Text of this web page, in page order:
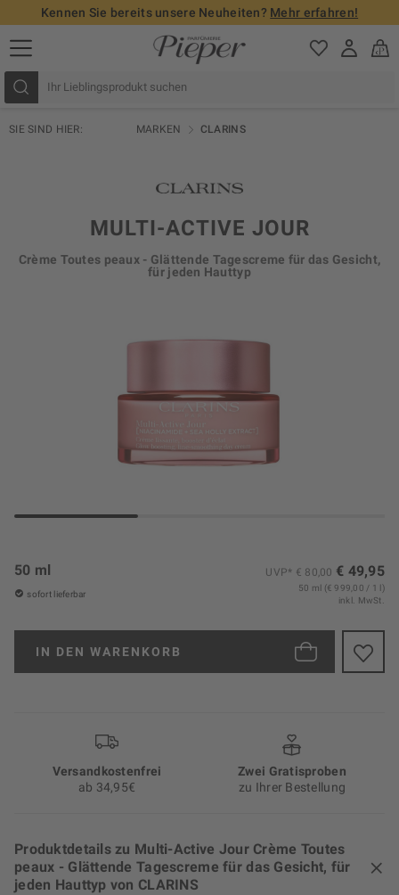
Kennen Sie bereits unsere Neuheiten? Mehr erfahren!
SIE SIND HIER: MARKEN CLARINS
MULTI-ACTIVE JOUR
Crème Toutes peaux - Glättende Tagescreme für das Gesicht,
für jeden Hauttyp
UVP* € 80,00 € 49,95
50 ml
sofort lieferbar
50 ml (€ 999,00 / 1 l)
inkl. MwSt.
IN DEN WARENKORB
Versand­kosten­frei
ab 34,95€
Zwei Gratisproben
zu Ihrer Bestellung
Produktdetails zu Multi-Active Jour Crème Toutes
peaux - Glättende Tagescreme für das Gesicht, für
jeden Hauttyp von CLARINS